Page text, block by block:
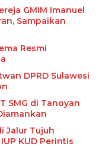
GMIM Imanuel
Sampaikan
Resmi
DPRD Sulawesi
SMG di Tanoyan
Jalur Tujuh
KUD Perintis